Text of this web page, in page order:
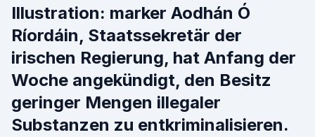
Illustration: marker Aodhán Ó
Ríordáin, Staatssekretär der
irischen Regierung, hat Anfang der
Woche angekündigt, den Besitz
geringer Mengen illegaler
Substanzen zu entkriminalisieren.